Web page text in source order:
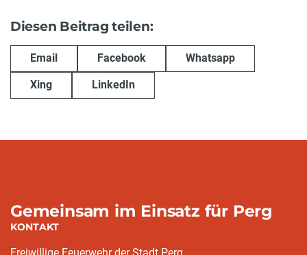
Diesen Beitrag teilen:
Email Facebook Whatsapp
Xing LinkedIn
Gemeinsam im Einsatz für Perg
KONTAKT